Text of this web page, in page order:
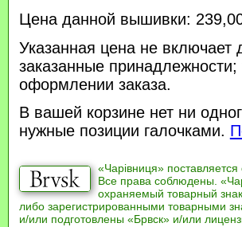
Цена данной вышивки:
Указанная цена не включает
заказанные принадлежности;
оформлении заказа.
В вашей корзине нет ни
нужные позиции галочками.
«Чарівниця»
Все права соблюдены.
охраняемый товарный
либо зарегистрированными товарными
и/или подготовлены «Брвск» и/или